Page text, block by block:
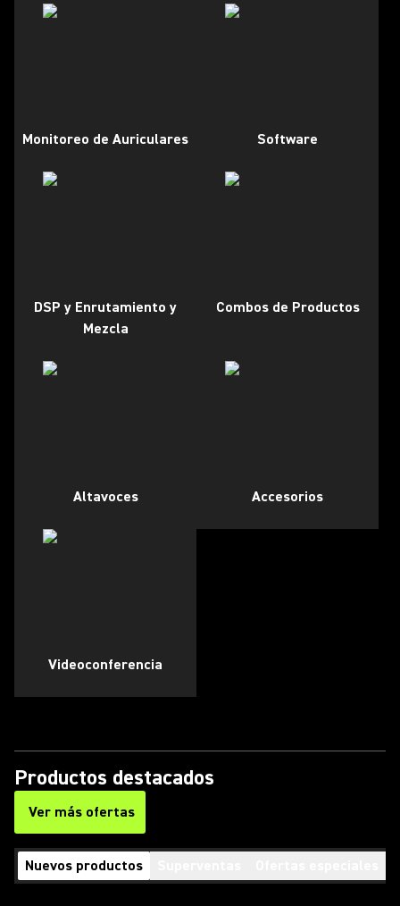
Monitoreo de Auriculares Software
DSP y Enrutamiento y
Mezcla
Combos de Productos
Altavoces Accesorios
Videoconferencia
Productos destacados
Ver más ofertas
(Opens in a new tab)
Nuevos productos